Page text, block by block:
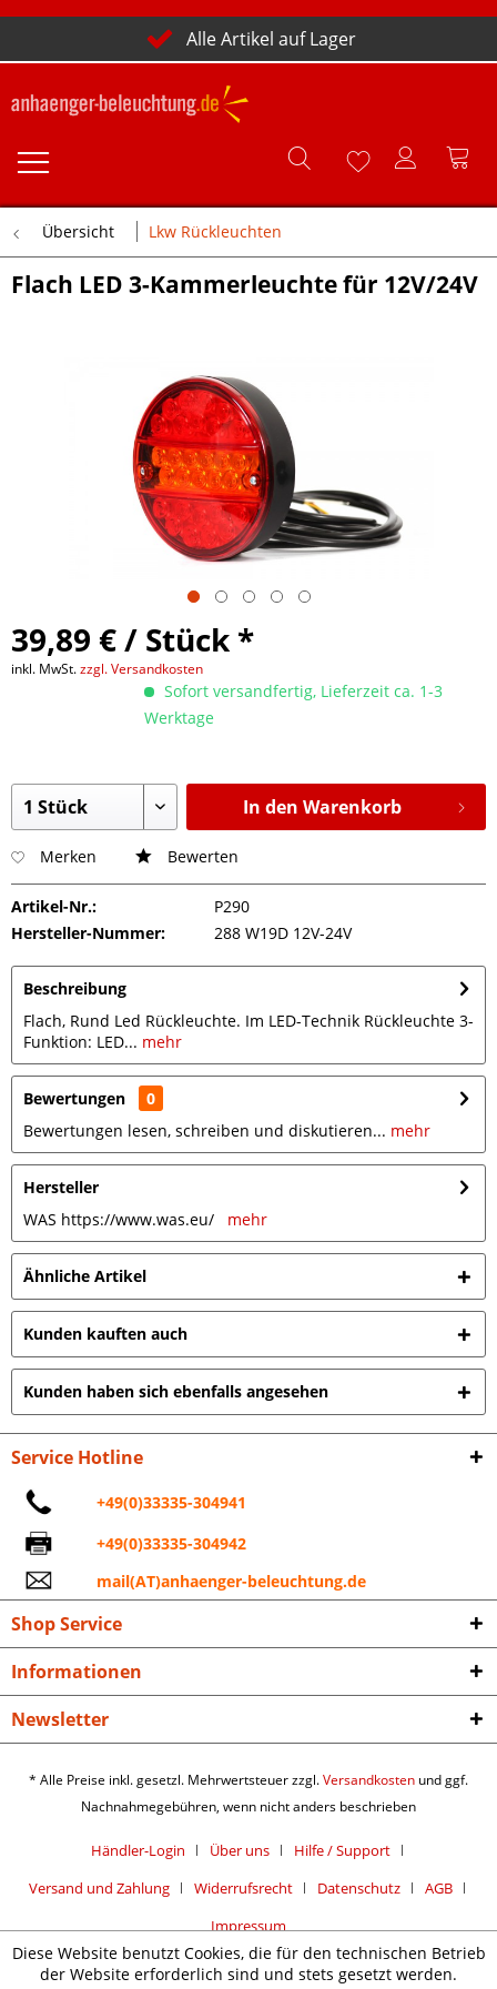
Alle Artikel auf Lager
Übersicht Lkw Rückleuchten
Flach LED 3-Kammerleuchte für 12V/24V
39,89 € / Stück *
inkl. MwSt.zzgl. Versandkosten
Sofort versandfertig, Lieferzeit ca. 1-3
Werktage
In den Warenkorb
Merken Bewerten
Artikel-Nr.:
P290
Hersteller-Nummer:
288 W19D 12V-24V
Beschreibung
Flach, Rund Led Rückleuchte. Im LED-Technik Rückleuchte 3-
Funktion: LED... mehr
Bewertungen
0
Bewertungen lesen, schreiben und diskutieren... mehr
Hersteller
WAS https://www.was.eu/ mehr
Ähnliche Artikel
Kunden kauften auch
Kunden haben sich ebenfalls angesehen
Service Hotline
+49(0)33335-304941
+49(0)33335-304942
mail(AT)anhaenger-beleuchtung.de
Shop Service
Informationen
Newsletter
* Alle Preise inkl. gesetzl. Mehrwertsteuer zzgl.Versandkosten und ggf.
Nachnahmegebühren, wenn nicht anders beschrieben
Händler-Login Über uns
Hilfe / Support
Versand und Zahlung
Widerrufsrecht Datenschutz
AGB
Impressum
Diese Website benutzt Cookies, die für den technischen Betrieb
der Website erforderlich sind und stets gesetzt werden.